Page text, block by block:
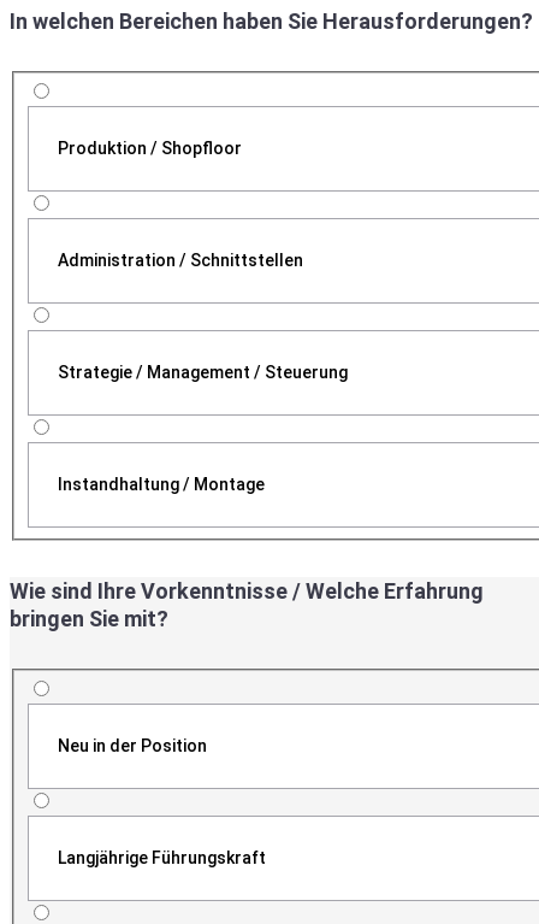
In welchen Bereichen haben Sie Herausforderungen?
Produktion / Shopfloor
Administration / Schnittstellen
Strategie / Management / Steuerung
Instandhaltung / Montage
Wie sind Ihre Vorkenntnisse / Welche Erfahrung
bringen Sie mit?
Neu in der Position
Langjährige Führungskraft